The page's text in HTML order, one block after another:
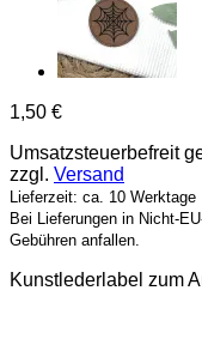
1,50 €
Umsatzsteuerbefreit
zzgl. Versand
Lieferzeit: ca. 10 Werktage
Bei Lieferungen in Nicht-
Gebühren anfallen.
Kunstlederlabel zum